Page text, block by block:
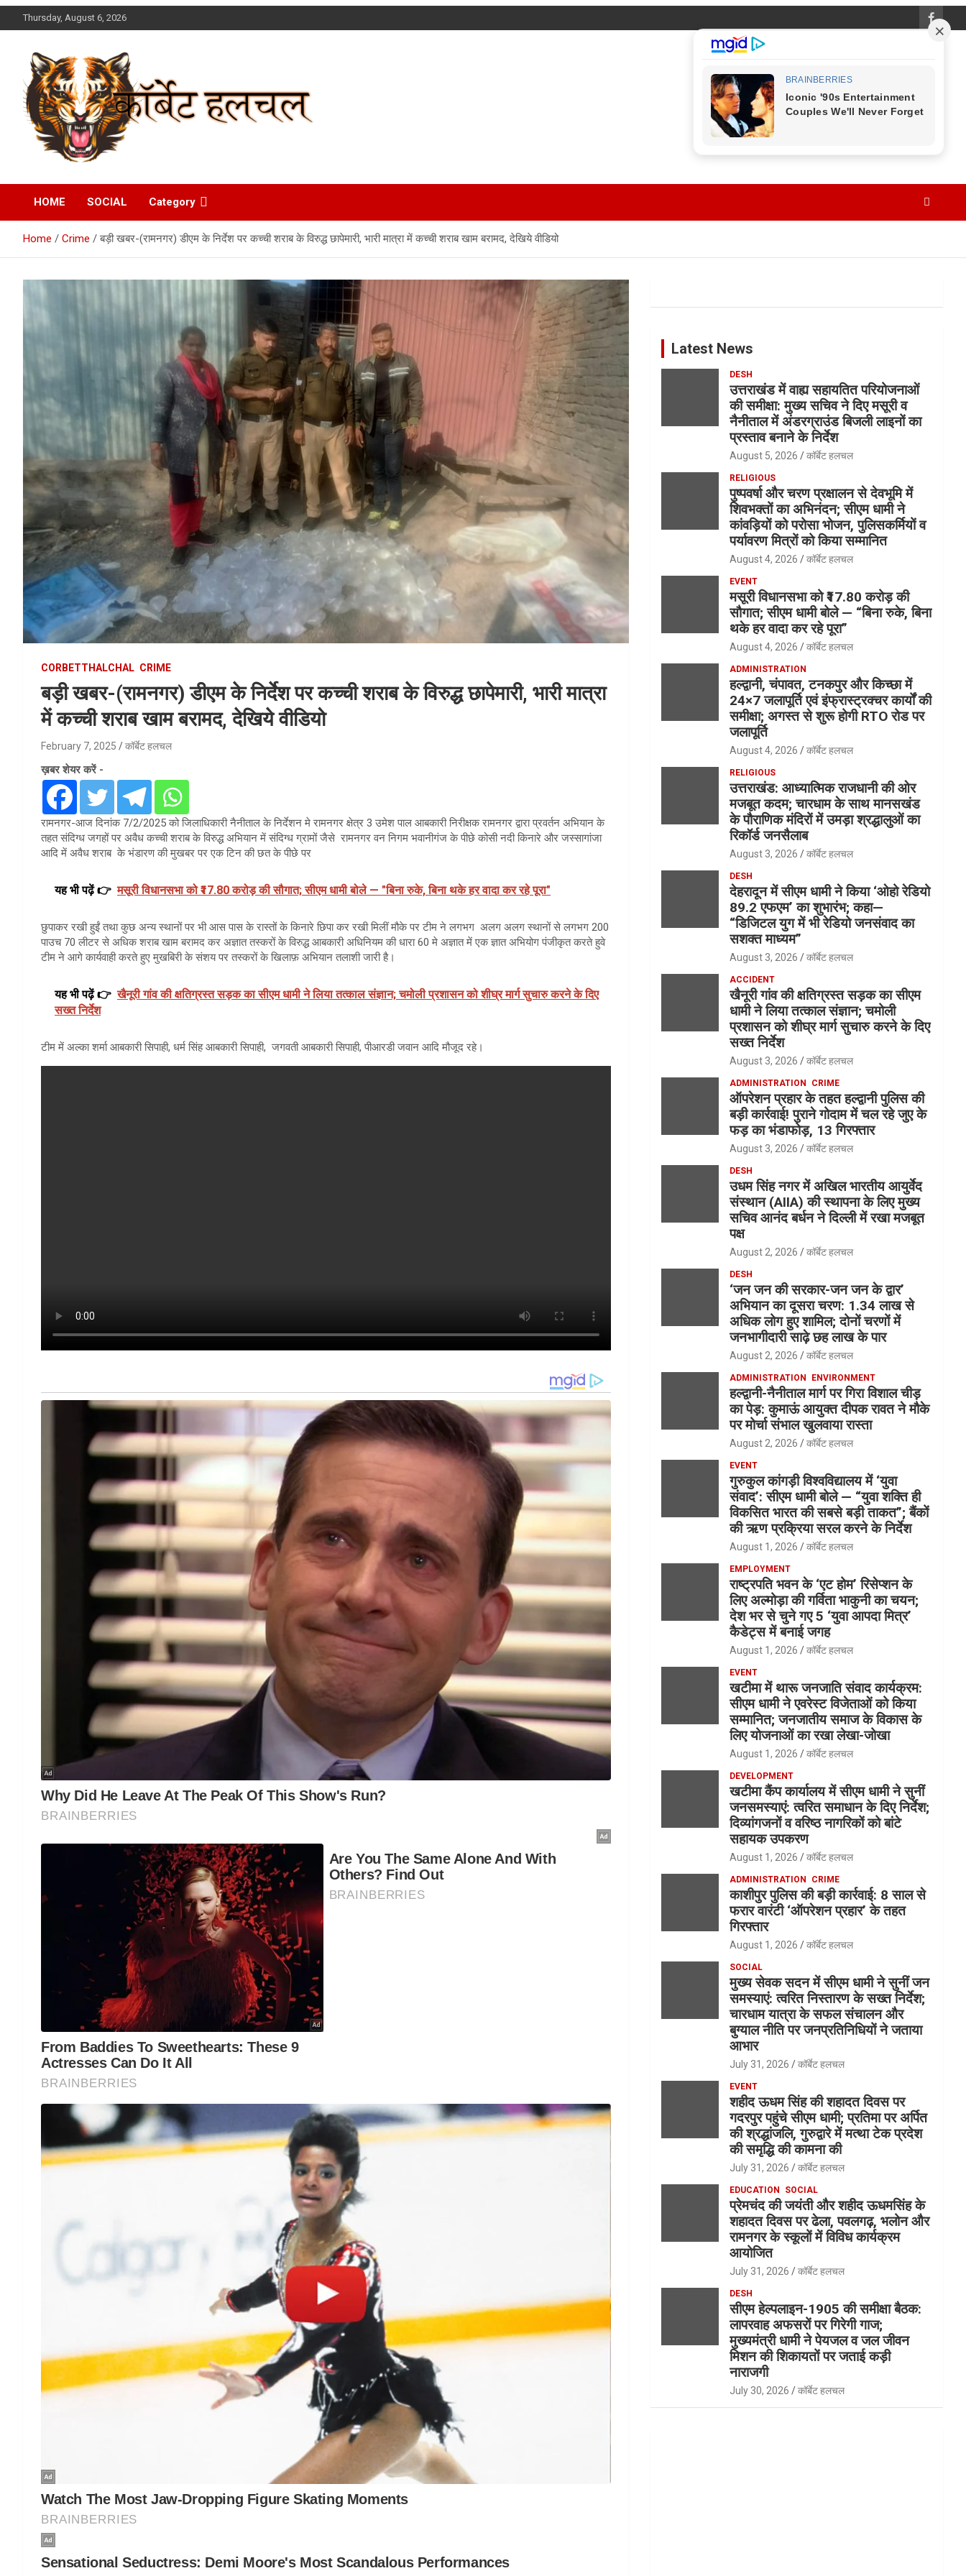
to
Thursday, August 6, 2026
Corbett Halchal (कॉर्बेट
हलचल)
HOME SOCIAL Category
Home Crime बड़ी खबर-(रामनगर) डीएम के निर्देश पर कच्ची शराब के विरुद्ध छापेमारी, भारी मात्रा में कच्ची शराब खाम बरामद, देखिये वीडियो
CORBETTHALCHAL CRIME
बड़ी खबर-(रामनगर) डीएम के निर्देश पर कच्ची शराब के विरुद्ध छापेमारी, भारी मात्रा
में कच्ची शराब खाम बरामद, देखिये वीडियो
February 7, 2025 कॉर्बेट हलचल
ख़बर शेयर करें -
रामनगर-आज दिनांक 7/2/2025 को जिलाधिकारी नैनीताल के निर्देशन मे रामनगर क्षेत्र 3 उमेश पाल आबकारी निरीक्षक रामनगर द्वारा प्रवर्तन अभियान के
तहत संदिग्ध जगहों पर अवैध कच्ची शराब के विरुद्ध अभियान में संदिग्ध ग्रामों जैसे रामनगर वन निगम भवानीगंज के पीछे कोसी नदी किनारे और जस्सागांजा
आदि में अवैध शराब के भंडारण की मुखबर पर एक टिन की छत के पीछे पर
यह भी पढ़ें 👉 मसूरी विधानसभा को ₹17.80 करोड़ की सौगात; सीएम धामी बोले — "बिना रुके, बिना थके हर वादा कर रहे पूरा"
छुपाकर रखी हुईं तथा कुछ अन्य स्थानों पर भी आस पास के रास्तों के किनारे छिपा कर रखी मिलीं मौके पर टीम ने लगभग अलग अलग स्थानों से लगभग 200
पाउच 70 लीटर से अधिक शराब खाम बरामद कर अज्ञात तस्करों के विरुद्ध आबकारी अधिनियम की धारा 60 मे अज्ञात में एक ज्ञात अभियोग पंजीकृत करते हुवे
टीम ने आगे कार्यवाही करते हुए मुखबिरी के संशय पर तस्करों के खिलाफ़ अभियान तलाशी जारी है।
यह भी पढ़ें 👉 खैनूरी गांव की क्षतिग्रस्त सड़क का सीएम धामी ने लिया तत्काल संज्ञान; चमोली प्रशासन को शीघ्र मार्ग सुचारु करने के दिए
सख्त निर्देश
टीम में अल्का शर्मा आबकारी सिपाही, धर्म सिंह आबकारी सिपाही, जगवती आबकारी सिपाही, पीआरडी जवान आदि मौजूद रहे।
Latest News
DESH
उत्तराखंड में वाह्य सहायतित परियोजनाओं
की समीक्षा: मुख्य सचिव ने दिए मसूरी व
नैनीताल में अंडरग्राउंड बिजली लाइनों का
प्रस्ताव बनाने के निर्देश
August 5, 2026 कॉर्बेट हलचल
RELIGIOUS
पुष्पवर्षा और चरण प्रक्षालन से देवभूमि में
शिवभक्तों का अभिनंदन; सीएम धामी ने
कांवड़ियों को परोसा भोजन, पुलिसकर्मियों व
पर्यावरण मित्रों को किया सम्मानित
August 4, 2026 कॉर्बेट हलचल
EVENT
मसूरी विधानसभा को ₹17.80 करोड़ की
सौगात; सीएम धामी बोले — “बिना रुके, बिना
थके हर वादा कर रहे पूरा”
August 4, 2026 कॉर्बेट हलचल
ADMINISTRATION
हल्द्वानी, चंपावत, टनकपुर और किच्छा में
24×7 जलापूर्ति एवं इंफ्रास्ट्रक्चर कार्यों की
समीक्षा; अगस्त से शुरू होगी RTO रोड पर
जलापूर्ति
August 4, 2026 कॉर्बेट हलचल
RELIGIOUS
उत्तराखंड: आध्यात्मिक राजधानी की ओर
मजबूत कदम; चारधाम के साथ मानसखंड
के पौराणिक मंदिरों में उमड़ा श्रद्धालुओं का
रिकॉर्ड जनसैलाब
August 3, 2026 कॉर्बेट हलचल
DESH
देहरादून में सीएम धामी ने किया ‘ओहो रेडियो
89.2 एफएम’ का शुभारंभ; कहा—
“डिजिटल युग में भी रेडियो जनसंवाद का
सशक्त माध्यम”
August 3, 2026 कॉर्बेट हलचल
ACCIDENT
खैनूरी गांव की क्षतिग्रस्त सड़क का सीएम
धामी ने लिया तत्काल संज्ञान; चमोली
प्रशासन को शीघ्र मार्ग सुचारु करने के दिए
सख्त निर्देश
August 3, 2026 कॉर्बेट हलचल
ADMINISTRATION CRIME
ऑपरेशन प्रहार के तहत हल्द्वानी पुलिस की
बड़ी कार्रवाई! पुराने गोदाम में चल रहे जुए के
फड़ का भंडाफोड़, 13 गिरफ्तार
August 3, 2026 कॉर्बेट हलचल
DESH
उधम सिंह नगर में अखिल भारतीय आयुर्वेद
संस्थान (AIIA) की स्थापना के लिए मुख्य
सचिव आनंद बर्धन ने दिल्ली में रखा मजबूत
पक्ष
August 2, 2026 कॉर्बेट हलचल
DESH
‘जन जन की सरकार-जन जन के द्वार’
अभियान का दूसरा चरण: 1.34 लाख से
अधिक लोग हुए शामिल; दोनों चरणों में
जनभागीदारी साढ़े छह लाख के पार
August 2, 2026 कॉर्बेट हलचल
ADMINISTRATION ENVIRONMENT
हल्द्वानी-नैनीताल मार्ग पर गिरा विशाल चीड़
का पेड़: कुमाऊं आयुक्त दीपक रावत ने मौके
पर मोर्चा संभाल खुलवाया रास्ता
August 2, 2026 कॉर्बेट हलचल
EVENT
गुरुकुल कांगड़ी विश्वविद्यालय में ‘युवा
संवाद’: सीएम धामी बोले — “युवा शक्ति ही
विकसित भारत की सबसे बड़ी ताकत”; बैंकों
की ऋण प्रक्रिया सरल करने के निर्देश
August 1, 2026 कॉर्बेट हलचल
EMPLOYMENT
राष्ट्रपति भवन के ‘एट होम’ रिसेप्शन के
लिए अल्मोड़ा की गर्विता भाकुनी का चयन;
देश भर से चुने गए 5 ‘युवा आपदा मित्र’
कैडेट्स में बनाई जगह
August 1, 2026 कॉर्बेट हलचल
EVENT
खटीमा में थारू जनजाति संवाद कार्यक्रम:
सीएम धामी ने एवरेस्ट विजेताओं को किया
सम्मानित; जनजातीय समाज के विकास के
लिए योजनाओं का रखा लेखा-जोखा
August 1, 2026 कॉर्बेट हलचल
DEVELOPMENT
खटीमा कैंप कार्यालय में सीएम धामी ने सुनीं
जनसमस्याएं: त्वरित समाधान के दिए निर्देश;
दिव्यांगजनों व वरिष्ठ नागरिकों को बांटे
सहायक उपकरण
August 1, 2026 कॉर्बेट हलचल
ADMINISTRATION CRIME
काशीपुर पुलिस की बड़ी कार्रवाई: 8 साल से
फरार वारंटी ‘ऑपरेशन प्रहार’ के तहत
गिरफ्तार
August 1, 2026 कॉर्बेट हलचल
SOCIAL
मुख्य सेवक सदन में सीएम धामी ने सुनीं जन
समस्याएं: त्वरित निस्तारण के सख्त निर्देश;
चारधाम यात्रा के सफल संचालन और
बुग्याल नीति पर जनप्रतिनिधियों ने जताया
आभार
July 31, 2026 कॉर्बेट हलचल
EVENT
शहीद ऊधम सिंह की शहादत दिवस पर
गदरपुर पहुंचे सीएम धामी; प्रतिमा पर अर्पित
की श्रद्धांजलि, गुरुद्वारे में मत्था टेक प्रदेश
की समृद्धि की कामना की
July 31, 2026 कॉर्बेट हलचल
EDUCATION SOCIAL
प्रेमचंद की जयंती और शहीद ऊधमसिंह के
शहादत दिवस पर ढेला, पवलगढ़, भलोन और
रामनगर के स्कूलों में विविध कार्यक्रम
आयोजित
July 31, 2026 कॉर्बेट हलचल
DESH
सीएम हेल्पलाइन-1905 की समीक्षा बैठक:
लापरवाह अफसरों पर गिरेगी गाज;
मुख्यमंत्री धामी ने पेयजल व जल जीवन
मिशन की शिकायतों पर जताई कड़ी
नाराजगी
July 30, 2026 कॉर्बेट हलचल